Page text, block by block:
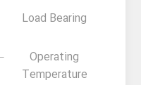
Load Bearing
Operating
Temperature